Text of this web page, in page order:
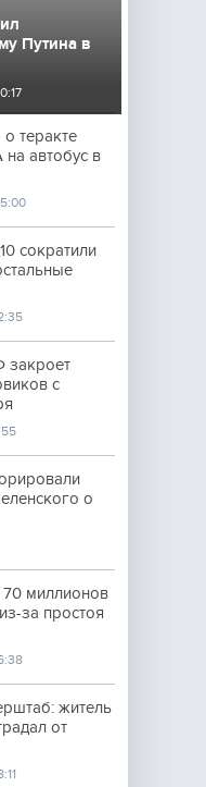
Путина в
теракте
автобус в
сократили
закроет
с
о
70 миллионов
за простоя
житель
от